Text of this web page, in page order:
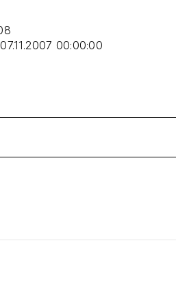
Strokovna pomoč
07.11.2007 00:00:00